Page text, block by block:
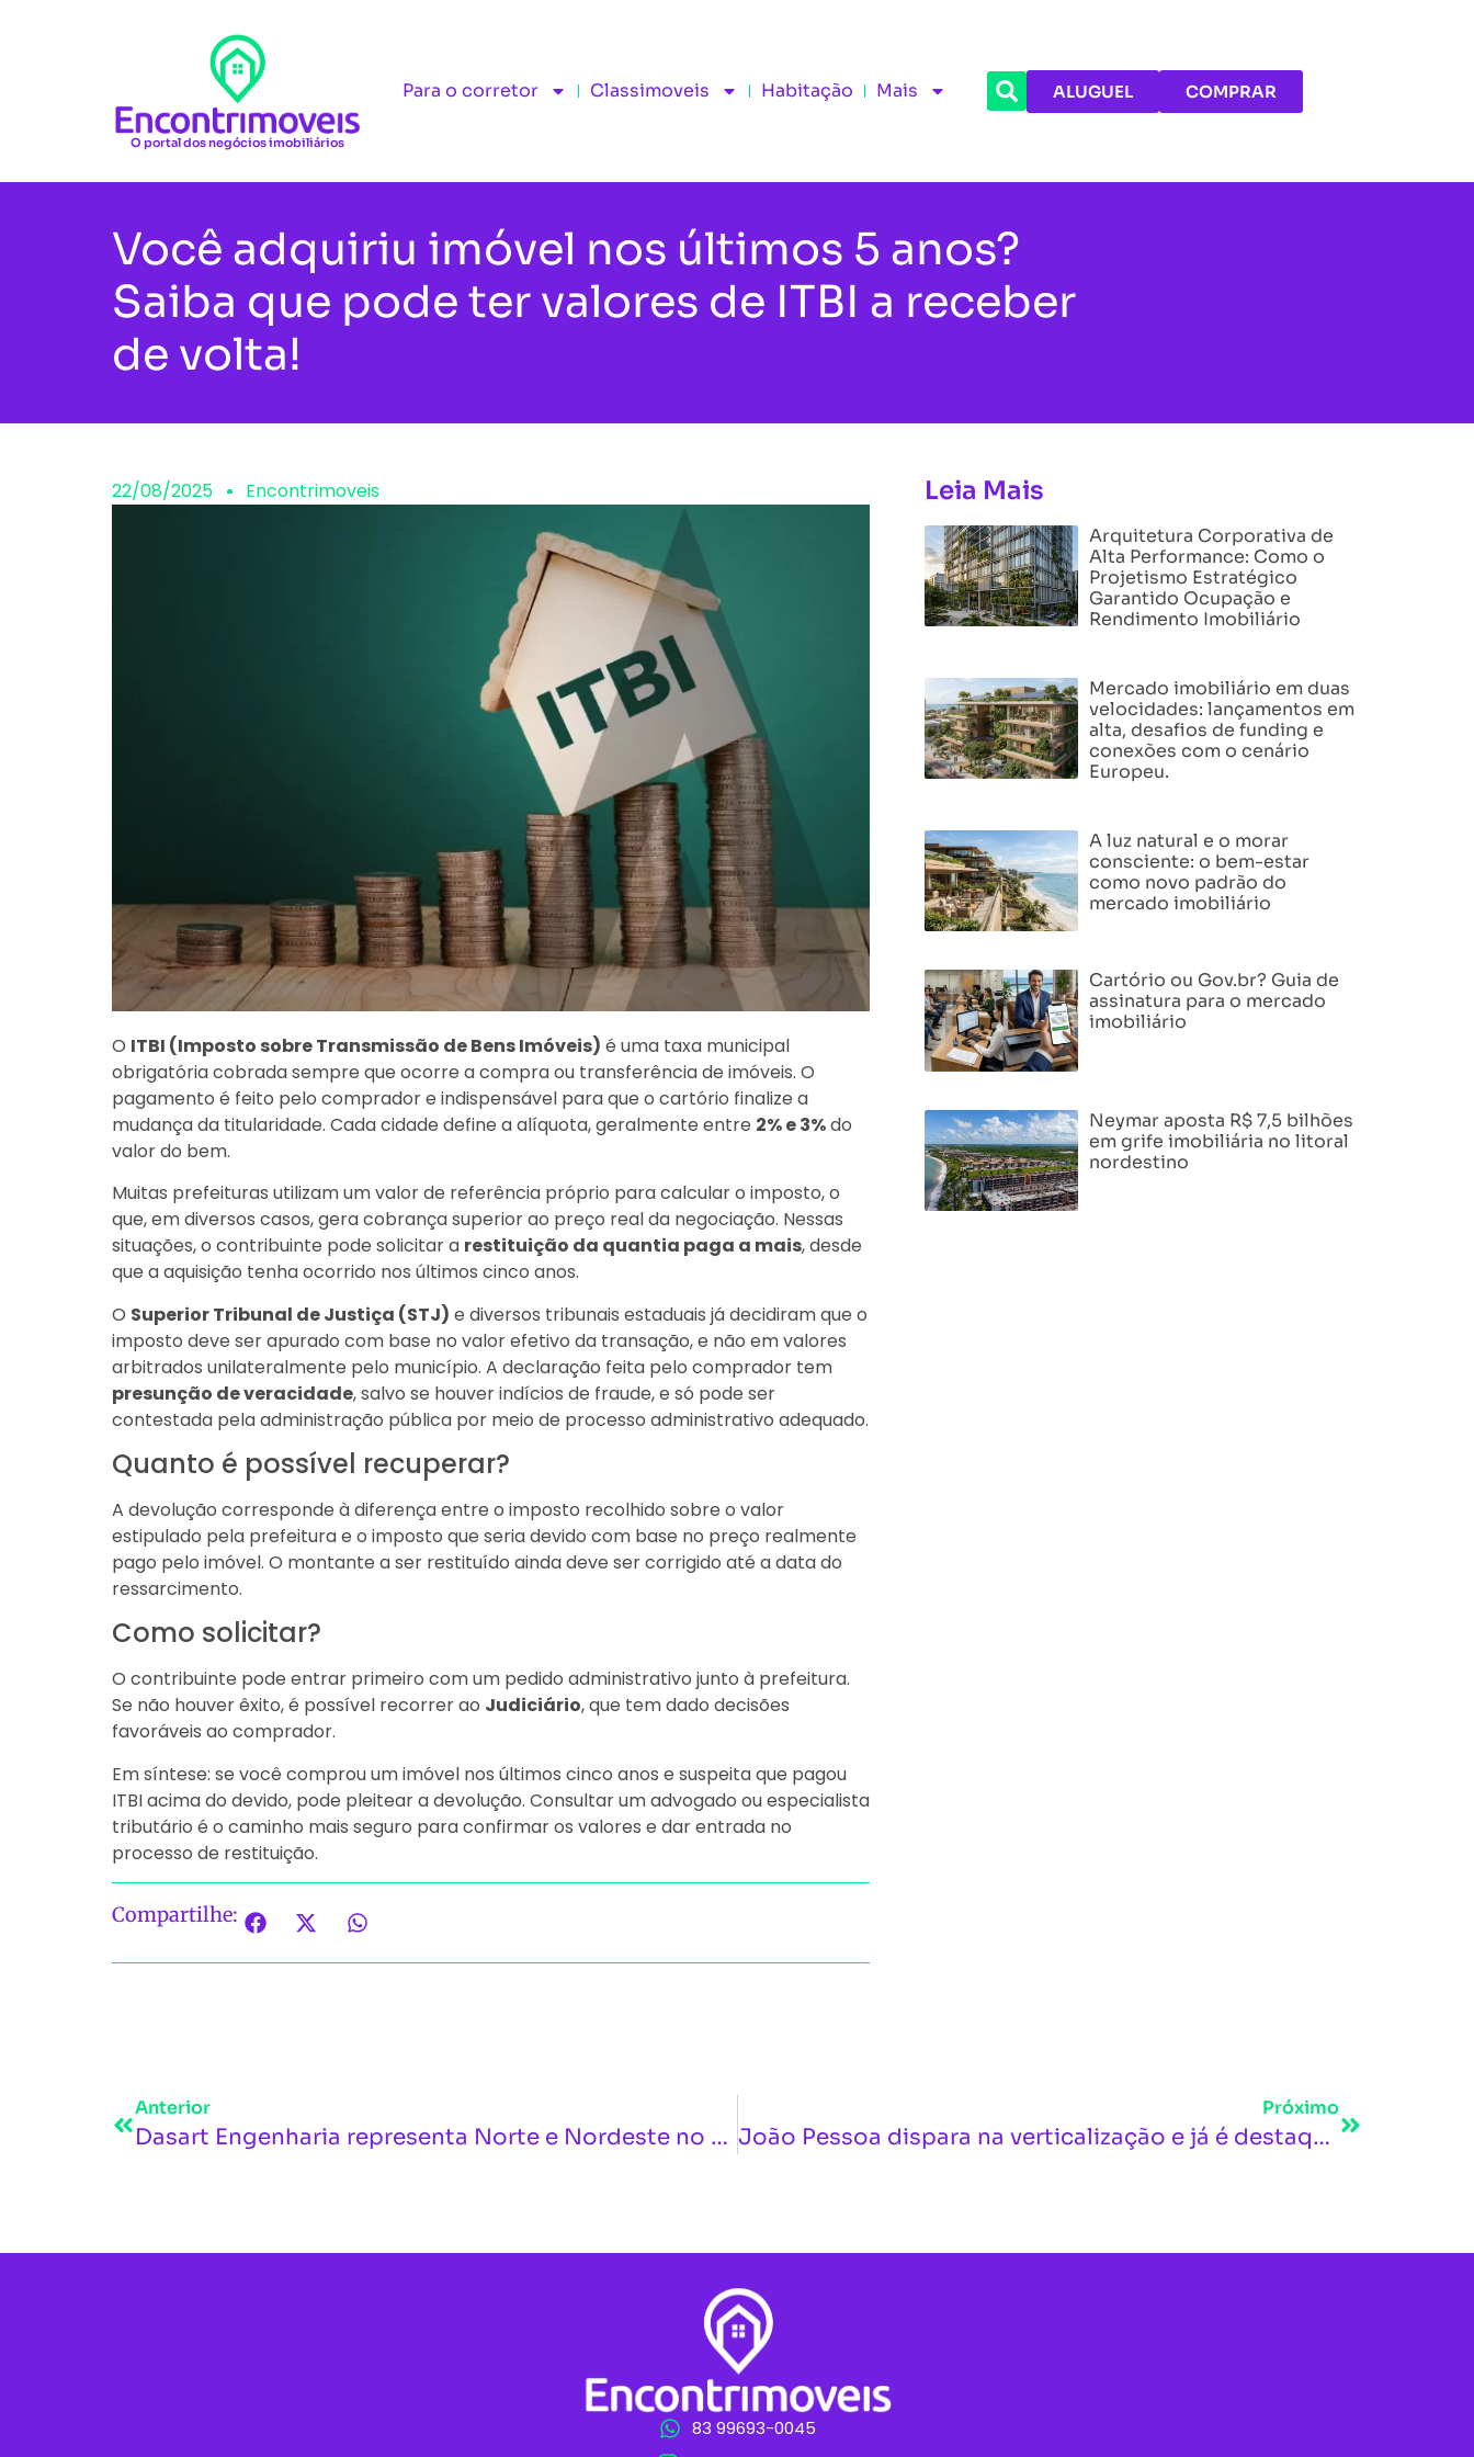
O portal dos negócios imobiliários
Para o corretor Classimoveis Habitação Mais ALUGUEL COMPRAR
Você adquiriu imóvel nos últimos 5 anos?
Saiba que pode ter valores de ITBI a receber
de volta!
22/08/2025 Encontrimoveis
O ITBI (Imposto sobre Transmissão de Bens Imóveis) é uma taxa municipal
obrigatória cobrada sempre que ocorre a compra ou transferência de imóveis. O
pagamento é feito pelo comprador e indispensável para que o cartório finalize a
mudança da titularidade. Cada cidade define a alíquota, geralmente entre 2% e 3%do
valor do bem.
Muitas prefeituras utilizam um valor de referência próprio para calcular o imposto, o
que, em diversos casos, gera cobrança superior ao preço real da negociação. Nessas
situações, o contribuinte pode solicitar a restituição da quantia paga a mais, desde
que a aquisição tenha ocorrido nos últimos cinco anos.
O Superior Tribunal de Justiça (STJ) e diversos tribunais estaduais já decidiram que o
imposto deve ser apurado com base no valor efetivo da transação, e não em valores
arbitrados unilateralmente pelo município. A declaração feita pelo comprador tem
presunção de veracidade, salvo se houver indícios de fraude, e só pode ser
contestada pela administração pública por meio de processo administrativo adequado.
Quanto é possível recuperar?
A devolução corresponde à diferença entre o imposto recolhido sobre o valor
estipulado pela prefeitura e o imposto que seria devido com base no preço realmente
pago pelo imóvel. O montante a ser restituído ainda deve ser corrigido até a data do
ressarcimento.
Como solicitar?
O contribuinte pode entrar primeiro com um pedido administrativo junto à prefeitura.
Se não houver êxito, é possível recorrer ao Judiciário, que tem dado decisões
favoráveis ao comprador.
Em síntese: se você comprou um imóvel nos últimos cinco anos e suspeita que pagou
ITBI acima do devido, pode pleitear a devolução. Consultar um advogado ou especialista
tributário é o caminho mais seguro para confirmar os valores e dar entrada no
processo de restituição.
Compartilhe:
Leia Mais
Arquitetura Corporativa de
Alta Performance: Como o
Projetismo Estratégico
Garantido Ocupação e
Rendimento Imobiliário
Mercado imobiliário em duas
velocidades: lançamentos em
alta, desafios de funding e
conexões com o cenário
Europeu.
A luz natural e o morar
consciente: o bem-estar
como novo padrão do
mercado imobiliário
Cartório ou Gov.br? Guia de
assinatura para o mercado
imobiliário
Neymar aposta R$ 7,5 bilhões
em grife imobiliária no litoral
nordestino
Anterior
Dasart Engenharia representa Norte e Nordeste no GRI Awards 2025 com projetos de alto padrão em Fortaleza
Próximo
João Pessoa dispara na verticalização e já é destaque nacional, aponta IBGE
83 99693-0045